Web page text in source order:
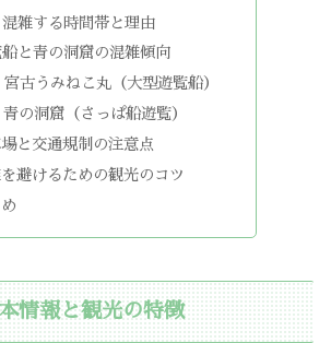
混雑する時間帯と理由
と青の洞窟の混雑傾向
宮古うみねこ丸（大型遊覧船）
青の洞窟（さっぱ船遊覧）
と交通規制の注意点
避けるための観光のコツ
情報と観光の特徴